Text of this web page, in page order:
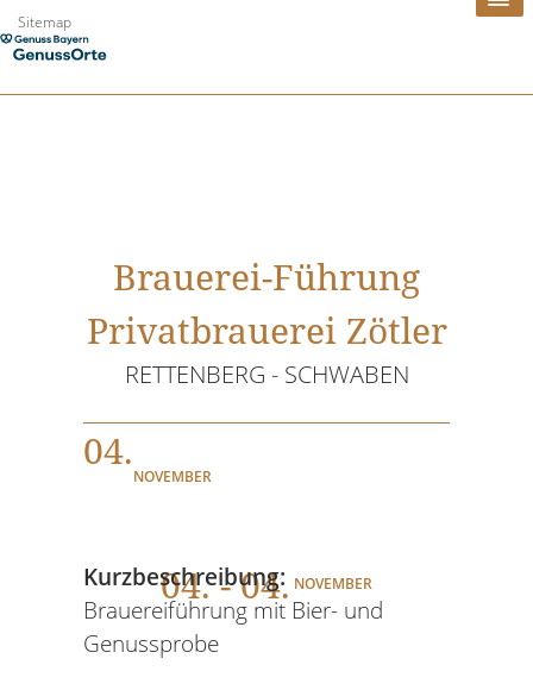
Zum
Inhalt
Sitemap
Brauerei-Führung
Privatbrauerei Zötler
RETTENBERG - SCHWABEN
04.
NOVEMBER
04. - 04. NOVEMBER
Kurzbeschreibung:
Brauereiführung mit Bier- und
Genussprobe